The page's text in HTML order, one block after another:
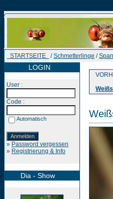
STARTSEITE /Schmetterlinge /
LOGIN
User :
Code :
Automatisch
» Password vergessen
» Registrierung & Info
Dia - Show